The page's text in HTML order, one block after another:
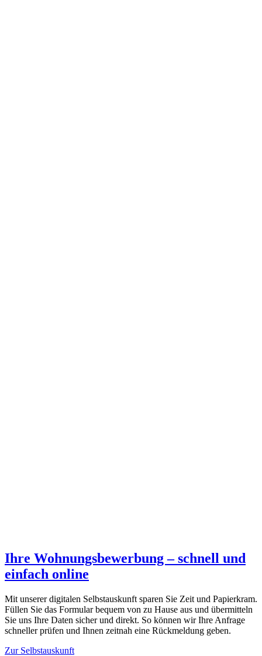
Ihre Wohnungsbewerbung – schnell und
einfach online
Mit unserer digitalen Selbstauskunft sparen Sie Zeit und Papierkram.
Füllen Sie das Formular bequem von zu Hause aus und übermitteln
Sie uns Ihre Daten sicher und direkt. So können wir Ihre Anfrage
schneller prüfen und Ihnen zeitnah eine Rückmeldung geben.
Zur Selbstauskunft